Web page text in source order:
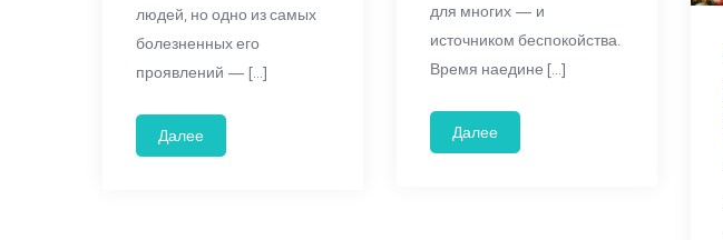
людей, но одно из самых
болезненных его
проявлений — […]
Далее
для многих — и
источником беспокойства.
Время наедине […]
Далее